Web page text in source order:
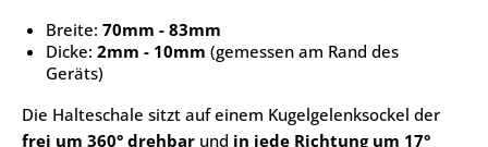
Breite: 70mm - 83mm
Dicke: 2mm - 10mm (gemessen am Rand des
Geräts)
Die Halteschale sitzt auf einem Kugelgelenksockel der
frei um 360° drehbar und in jede Richtung um 17°